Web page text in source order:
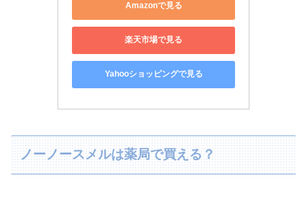
Amazonで見る
楽天市場で見る
Yahooショッピングで見る
ノーノースメルは薬局で買える？